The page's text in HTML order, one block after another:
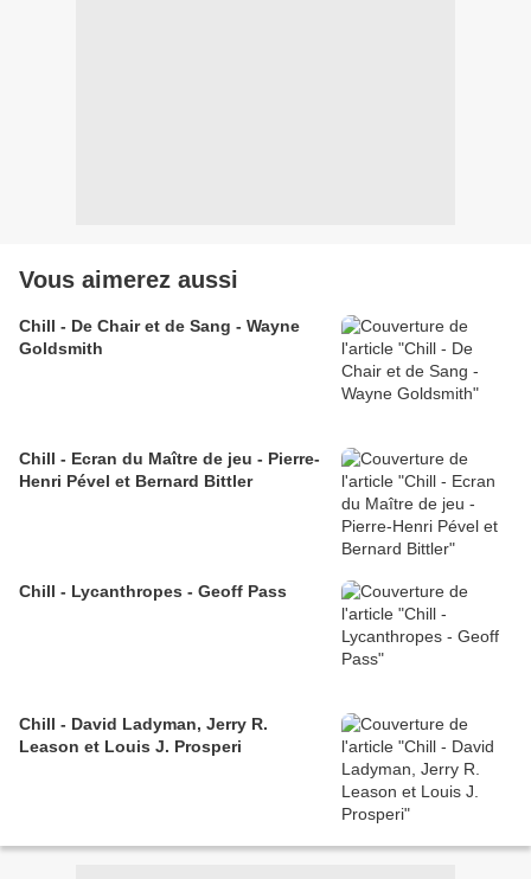
Vous aimerez aussi
Chill - De Chair et de Sang - Wayne
Goldsmith
Chill - Ecran du Maître de jeu - Pierre-
Henri Pével et Bernard Bittler
Chill - Lycanthropes - Geoff Pass
Chill - David Ladyman, Jerry R.
Leason et Louis J. Prosperi